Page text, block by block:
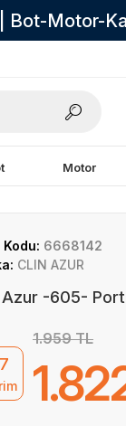
Bot-Motor-
Motor
Kodu: 6668142
CLIN AZUR
Azur -605-
1.959 TL